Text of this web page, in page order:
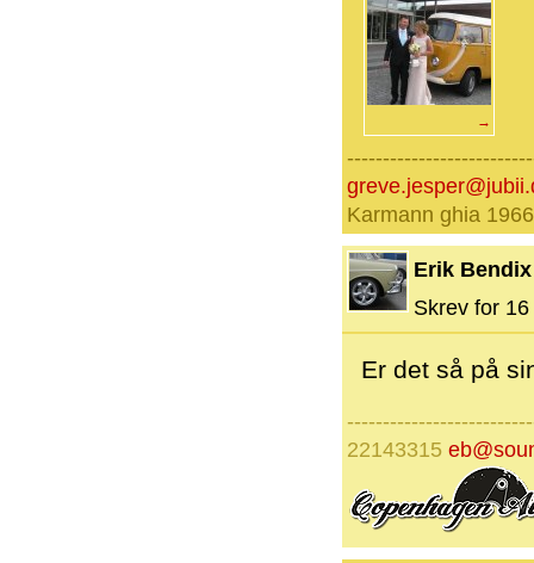
→
Karmann ghia 1966
Erik Bendix
Skrev for
Er det så på
22143315